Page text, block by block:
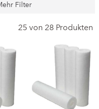
Filter
25 von 28 Produkten